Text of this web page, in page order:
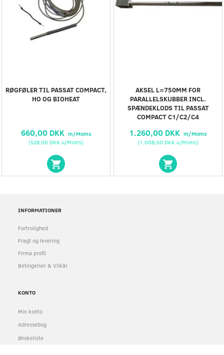
RØGFØLER TIL PASSAT COMPACT,
HO OG BIOHEAT
660,00 DKK m/Moms
(528,00 DKK u/Moms)
AKSEL L=750MM FOR
PARALLELSKUBBER INCL.
SPÆNDEKLODS TIL PASSAT
COMPACT C1/C2/C4
1.260,00 DKK m/Moms
(1.008,00 DKK u/Moms)
INFORMATIONER
Fortrolighed
Fragt og levering
Firma profil
Betingelser & Vilkår
KONTO
Min konto
Adressebog
Ønskeliste